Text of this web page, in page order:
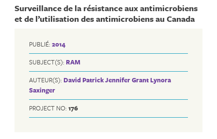
Surveillance de la résistance aux antimicrobiens
et de l’utilisation des antimicrobiens au Canada
PUBLIÉ: 2014
SUBJECT(S): RAM
AUTEUR(S): David PatrickJennifer Grant Lynora
Saxinger
PROJECT NO: 176